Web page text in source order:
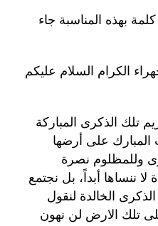
بهذه المناسبة جاء
الكرام السلام عليكم
تلك الذكرى المباركة
المبارك على أرضها
وللمظلوم نصرة
لا ننساها أبداً، بل نجتمع
الخالدة لنقول
تلك الارض لن نهون